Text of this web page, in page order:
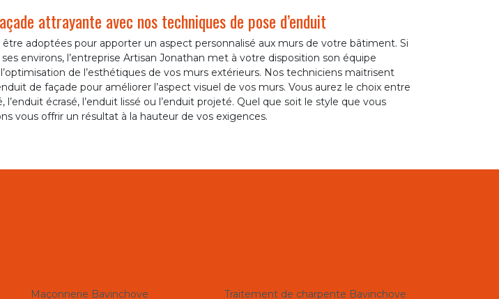
attrayante avec nos techniques de pose d’enduit
adoptées pour apporter un aspect personnalisé aux murs de votre bâtiment. Si
environs, l’entreprise Artisan Jonathan met à votre disposition son équipe
de l’esthétiques de vos murs extérieurs. Nos techniciens maitrisent
de façade pour améliorer l’aspect visuel de vos murs. Vous aurez le choix entre
l’enduit écrasé, l’enduit lissé ou l’enduit projeté. Quel que soit le style que vous
vous offrir un résultat à la hauteur de vos exigences.
Maçonnerie Bavinchove Traitement de charpente Bavinchove